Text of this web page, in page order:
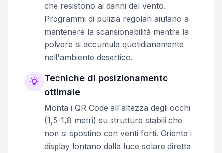
che resistono ai danni del vento.
Programmi di pulizia regolari aiutano a
mantenere la scansionabilità mentre la
polvere si accumula quotidianamente
nell'ambiente desertico.
Tecniche di posizionamento
ottimale
Monta i QR Code all'altezza degli occhi
(1,5-1,8 metri) su strutture stabili che
non si spostino con venti forti. Orienta i
display lontano dalla luce solare diretta